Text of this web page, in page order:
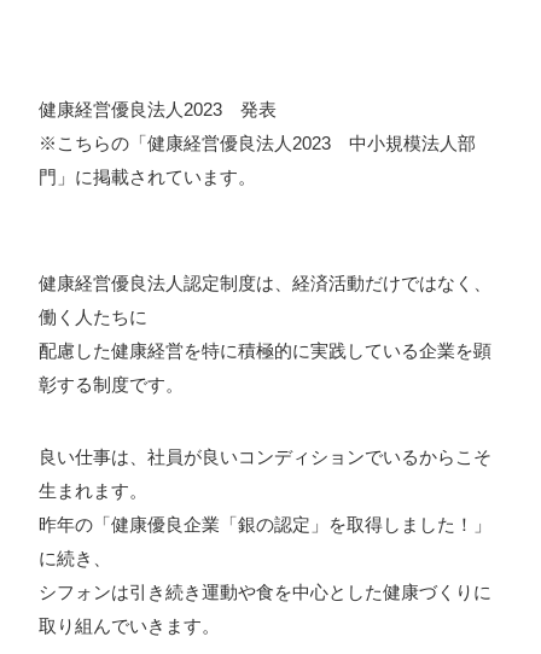
健康経営優良法人2023 発表
※こちらの「健康経営優良法人2023 中小規模法人部
門」に掲載されています。
健康経営優良法人認定制度は、経済活動だけではなく、
働く人たちに
配慮した健康経営を特に積極的に実践している企業を顕
彰する制度です。
良い仕事は、社員が良いコンディションでいるからこそ
生まれます。
昨年の 「健康優良企業「銀の認定」を取得しました！」
に続き、
シフォンは引き続き運動や食を中心とした健康づくりに
取り組んでいきます。